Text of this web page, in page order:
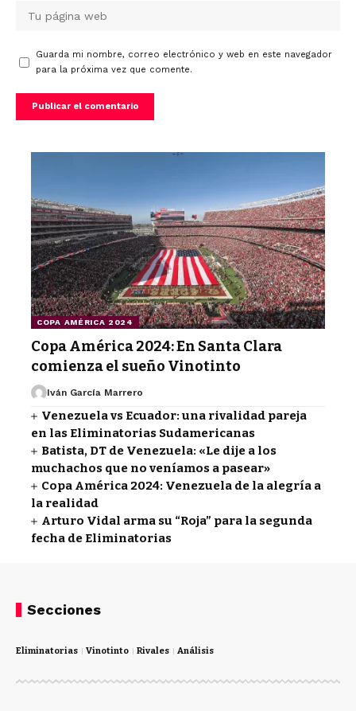
Guarda mi nombre, correo electrónico y web en este navegador
para la próxima vez que comente.
COPA AMÉRICA 2024
Copa América 2024: En Santa Clara
comienza el sueño Vinotinto
Iván García Marrero
Venezuela vs Ecuador: una rivalidad pareja
en las Eliminatorias Sudamericanas
Batista, DT de Venezuela: «Le dije a los
muchachos que no veníamos a pasear»
Copa América 2024: Venezuela de la alegría a
la realidad
Arturo Vidal arma su “Roja” para la segunda
fecha de Eliminatorias
Secciones
Eliminatorias Vinotinto Rivales Análisis